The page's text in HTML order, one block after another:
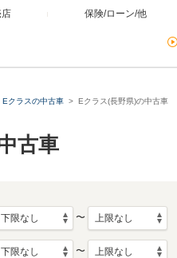
保険/ローン/他
Eクラスの中古車 Eクラス(長野県)の中古車
古車
〜
〜